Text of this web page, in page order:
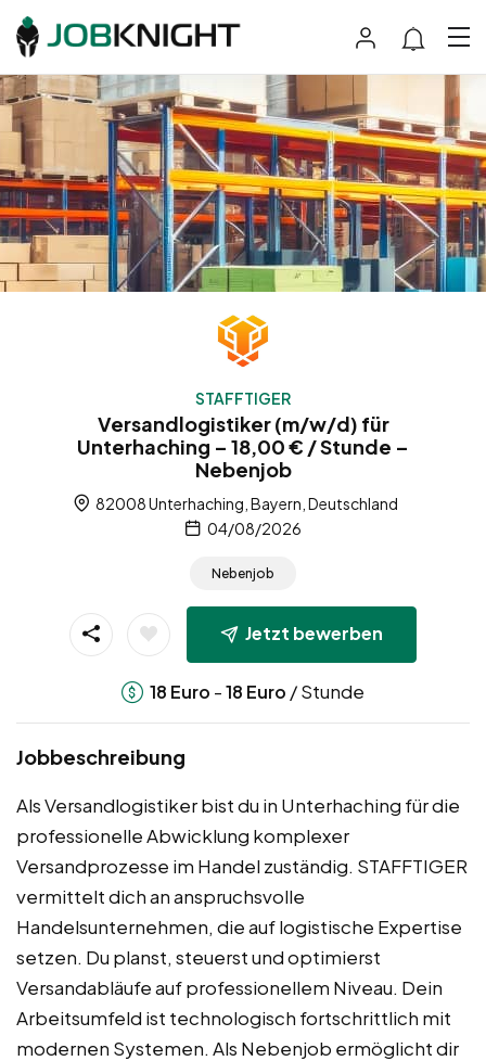
STAFFTIGER
Versandlogistiker (m/w/d) für
Unterhaching – 18,00 € / Stunde –
Nebenjob
82008 Unterhaching, Bayern, Deutschland
04/08/2026
Nebenjob
Jetzt bewerben
18 Euro -18 Euro / Stunde
Jobbeschreibung
Als Versandlogistiker bist du in Unterhaching für die
professionelle Abwicklung komplexer
Versandprozesse im Handel zuständig. STAFFTIGER
vermittelt dich an anspruchsvolle
Handelsunternehmen, die auf logistische Expertise
setzen. Du planst, steuerst und optimierst
Versandabläufe auf professionellem Niveau. Dein
Arbeitsumfeld ist technologisch fortschrittlich mit
modernen Systemen. Als Nebenjob ermöglicht dir